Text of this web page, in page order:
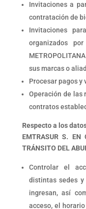
Invitaciones a
contratación de
Invitaciones
organizados por
sus marcas o
Procesar pagos
Operación de las
contratos
Respecto a los
EMTRASUR S. EN
TRÁNSITO DEL
Controlar el
distintas sedes
ingresan, así
acceso, el